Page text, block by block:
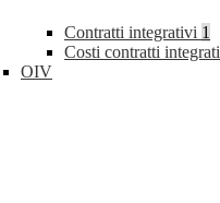
Contratti integrativi 1
Costi contratti
OIV